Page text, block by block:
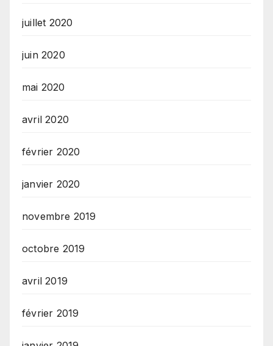
juillet 2020
juin 2020
mai 2020
avril 2020
février 2020
janvier 2020
novembre 2019
octobre 2019
avril 2019
février 2019